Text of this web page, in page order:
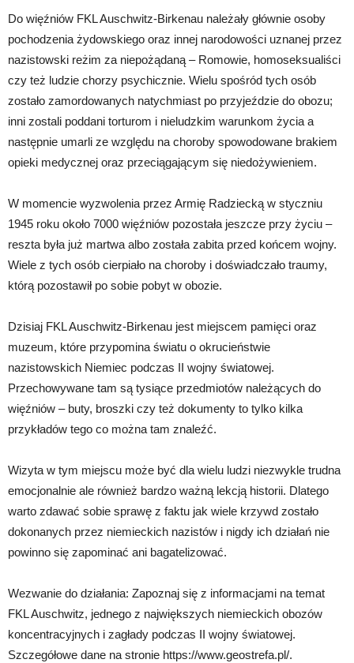
Do więźniów FKL Auschwitz-Birkenau należały głównie osoby
pochodzenia żydowskiego oraz innej narodowości uznanej przez
nazistowski reżim za niepożądaną – Romowie, homoseksualiści
czy też ludzie chorzy psychicznie. Wielu spośród tych osób
zostało zamordowanych natychmiast po przyjeździe do obozu;
inni zostali poddani torturom i nieludzkim warunkom życia a
następnie umarli ze względu na choroby spowodowane brakiem
opieki medycznej oraz przeciągającym się niedożywieniem.
W momencie wyzwolenia przez Armię Radziecką w styczniu
1945 roku około 7000 więźniów pozostała jeszcze przy życiu –
reszta była już martwa albo została zabita przed końcem wojny.
Wiele z tych osób cierpiało na choroby i doświadczało traumy,
którą pozostawił po sobie pobyt w obozie.
Dzisiaj FKL Auschwitz-Birkenau jest miejscem pamięci oraz
muzeum, które przypomina światu o okrucieństwie
nazistowskich Niemiec podczas II wojny światowej.
Przechowywane tam są tysiące przedmiotów należących do
więźniów – buty, broszki czy też dokumenty to tylko kilka
przykładów tego co można tam znaleźć.
Wizyta w tym miejscu może być dla wielu ludzi niezwykle trudna
emocjonalnie ale również bardzo ważną lekcją historii. Dlatego
warto zdawać sobie sprawę z faktu jak wiele krzywd zostało
dokonanych przez niemieckich nazistów i nigdy ich działań nie
powinno się zapominać ani bagatelizować.
Wezwanie do działania: Zapoznaj się z informacjami na temat
FKL Auschwitz, jednego z największych niemieckich obozów
koncentracyjnych i zagłady podczas II wojny światowej.
Szczegółowe dane na stronie https://www.geostrefa.pl/.